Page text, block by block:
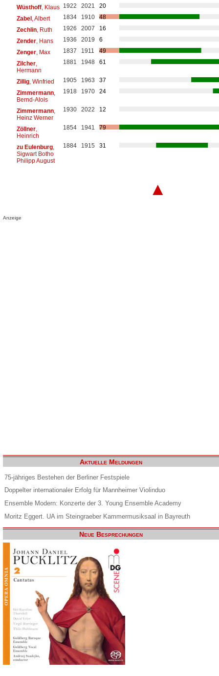
Wüsthoff, Klaus 1922 2021
20
Zabel, Albert 1834 1910
48
Zechlin, Ruth 1926 2007
16
Zender, Hans 1936 2019
6
Zenger, Max 1837 1911
49
Zilcher,
Hermann
1881 1948 61
Zillig, Winfried 1905 1963
37
Zimmermann,
Bernd-Alois
1918 1970 24
Zimmermann,
Heinz Werner
1930 2022 12
Zöllner,
Heinrich
1854 1941 79
zu Eulenburg,
Sigwart Botho
Philipp August
1884 1915 31
▲
Anzeige
Aktuelle Meldungen
75-jähriges Bestehen der Berliner Festspiele
Doppelter internationaler Erfolg für Mannheimer Violinduo
Ensemble Modern: Konzerte der 3. Young Ensemble Academy
Moritz Eggert. UA im Steingraeber Kammermusiksaal in Bayreuth
Neue Besprechungen